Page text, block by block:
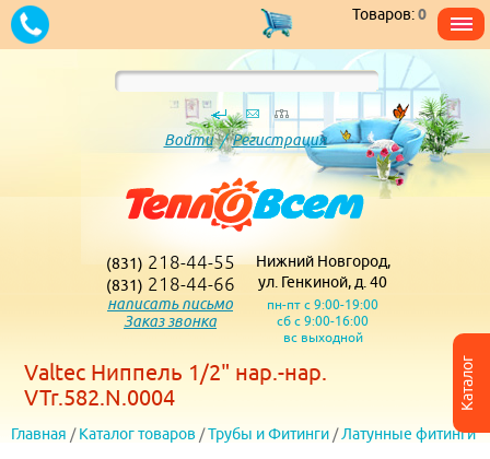
Каталог
Товаров:0
Войти/Регистрация
(831) 218-44-55
(831) 218-44-66
написать письмо
Заказ звонка
Нижний Новгород,
ул. Генкиной, д. 40
пн-пт с 9:00-19:00
сб с 9:00-16:00
вс выходной
Valtec Ниппель 1/2" нар.-нар.
VTr.582.N.0004
Главная / Каталог товаров /Трубы и Фитинги / Латунные фитинги